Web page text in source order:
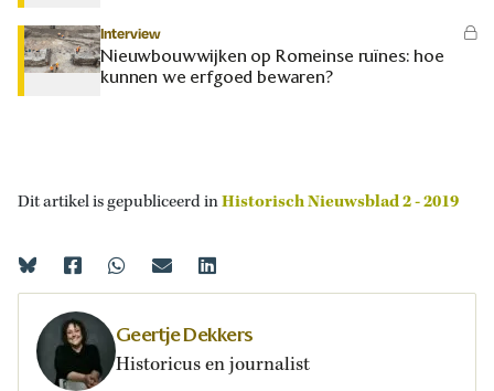
Interview
Nieuwbouwwijken op Romeinse ruïnes: hoe
kunnen we erfgoed bewaren?
Dit artikel is gepubliceerd inHistorisch Nieuwsblad 2 - 2019
Geertje Dekkers
Historicus en journalist